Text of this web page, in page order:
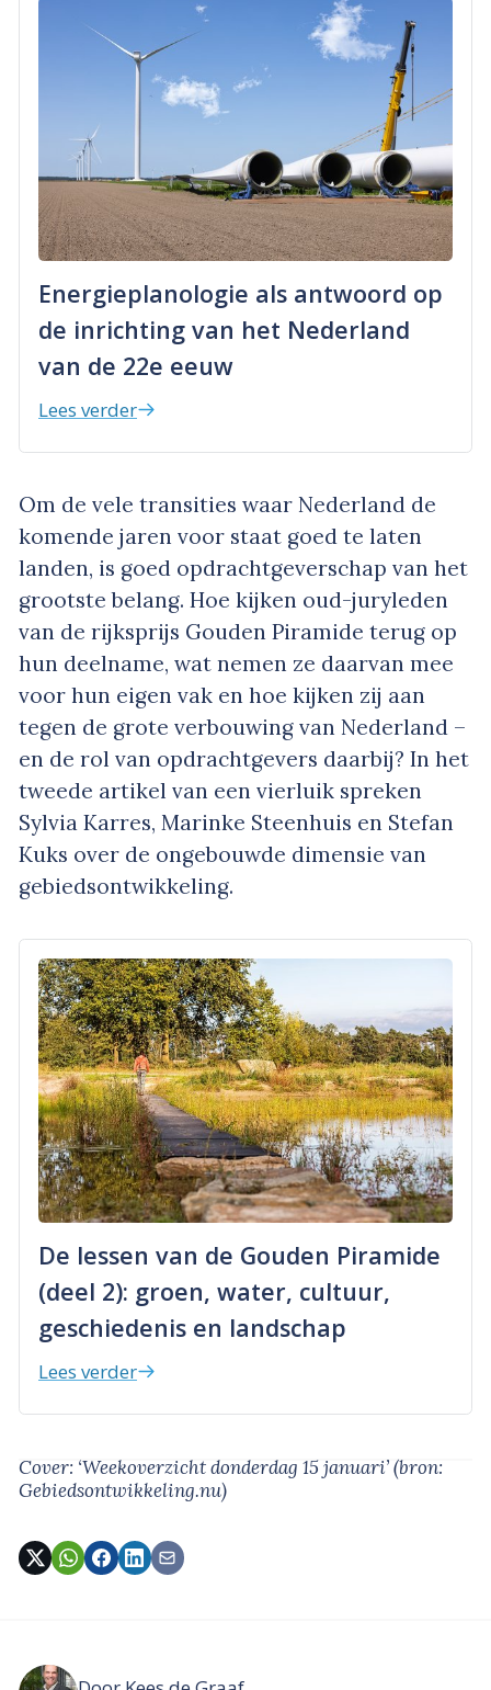
Energieplanologie als antwoord op
de inrichting van het Nederland
van de 22e eeuw
Lees verder
Om de vele transities waar Nederland de
komende jaren voor staat goed te laten
landen, is goed opdrachtgeverschap van het
grootste belang. Hoe kijken oud-juryleden
van de rijksprijs Gouden Piramide terug op
hun deelname, wat nemen ze daarvan mee
voor hun eigen vak en hoe kijken zij aan
tegen de grote verbouwing van Nederland –
en de rol van opdrachtgevers daarbij? In het
tweede artikel van een vierluik spreken
Sylvia Karres, Marinke Steenhuis en Stefan
Kuks over de ongebouwde dimensie van
gebiedsontwikkeling.
De lessen van de Gouden Piramide
(deel 2): groen, water, cultuur,
geschiedenis en landschap
Lees verder
Cover: ‘Weekoverzicht donderdag 15 januari’(bron:
Gebiedsontwikkeling.nu)